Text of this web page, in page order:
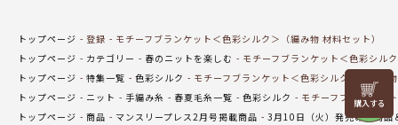
リリヤン
フェア
トップページ 登録
モチーフブランケット＜色彩シルク＞（編み物 材料セット）
トップページ
カテゴリー 春のニットを楽しむ
モチーフブランケット＜色彩シル
トップページ
特集一覧 色彩シルク
モチーフブランケット＜色彩シルク＞（編み
トップページ
ニット 手編み糸 春夏毛糸一覧 色彩シルク
モチーフブランケッ
トップページ
商品 マンスリープレス2月号掲載商品 3月10日（火）発売の新商品